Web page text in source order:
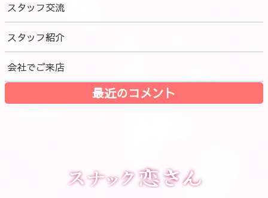
スタッフ交流
スタッフ紹介
会社でご来店
最近のコメント